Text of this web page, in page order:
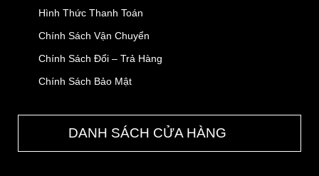
Hình Thức Thanh Toán
Chính Sách Vận Chuyển
Chính Sách Đổi – Trả Hàng
Chính Sách Bảo Mật
DANH SÁCH CỬA HÀNG